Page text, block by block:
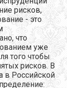
рисков,
- это
что
уже
того чтобы
рисков. В
в Российской